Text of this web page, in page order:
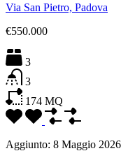
Via San Pietro, Padova
€550.000
3
3
174 MQ
Aggiunto: 8 Maggio 2026